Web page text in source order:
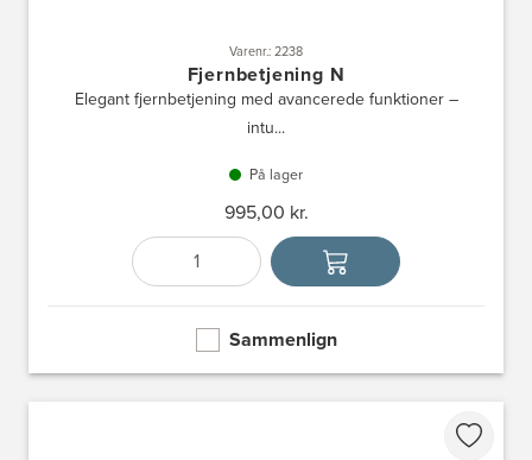
Varenr.: 2238
Fjernbetjening N
Elegant fjernbetjening med avancerede funktioner –
intu...
På lager
995,00 kr.
Antal
Vælg enhed
Sammenlign